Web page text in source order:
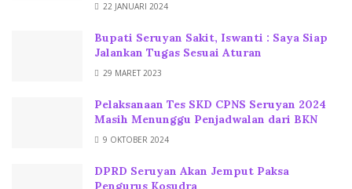
22 JANUARI 2024
Bupati Seruyan Sakit, Iswanti : Saya Siap
Jalankan Tugas Sesuai Aturan
29 MARET 2023
Pelaksanaan Tes SKD CPNS Seruyan 2024
Masih Menunggu Penjadwalan dari BKN
9 OKTOBER 2024
DPRD Seruyan Akan Jemput Paksa